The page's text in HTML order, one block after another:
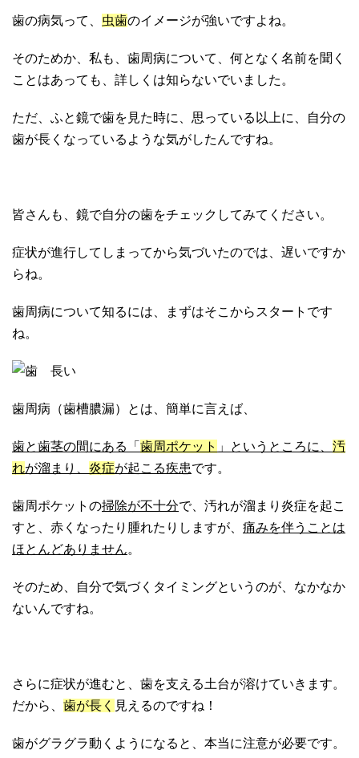
歯の病気って、 虫歯のイメージが強いですよね。
そのためか、私も、歯周病について、何となく名前を聞く
ことはあっても、詳しくは知らないでいました。
ただ、ふと鏡で歯を見た時に、思っている以上に、自分の
歯が長くなっているような気がしたんですね。
皆さんも、鏡で自分の歯をチェックしてみてください。
症状が進行してしまってから気づいたのでは、遅いですか
らね。
歯周病について知るには、まずはそこからスタートです
ね。
歯周病（歯槽膿漏）とは、簡単に言えば、
歯と歯茎の間にある「 歯周ポケット 」というところに、 汚
れが溜まり、 炎症が起こる疾患です。
歯周ポケットの掃除が不十分で、汚れが溜まり炎症を起こ
すと、赤くなったり腫れたりしますが、 痛みを伴うことは
ほとんどありません。
そのため、自分で気づくタイミングというのが、なかなか
ないんですね。
さらに症状が進むと、歯を支える土台が溶けていきます。
だから、 歯が長く 見えるのですね！
歯がグラグラ動くようになると、本当に注意が必要です。